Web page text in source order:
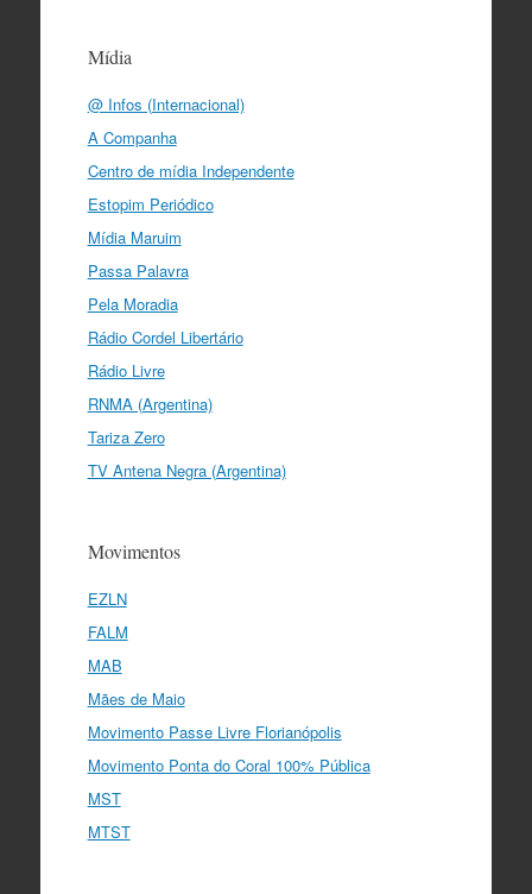
Mídia
@ Infos (Internacional)
A Companha
Centro de mídia Independente
Estopim Periódico
Mídia Maruim
Passa Palavra
Pela Moradia
Rádio Cordel Libertário
Rádio Livre
RNMA (Argentina)
Tariza Zero
TV Antena Negra (Argentina)
Movimentos
EZLN
FALM
MAB
Mães de Maio
Movimento Passe Livre Florianópolis
Movimento Ponta do Coral 100% Pública
MST
MTST